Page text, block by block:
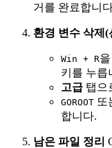
거를 완료합니
환경 변수 삭제(
Win + R
키를 누릅
고급 탭으
GOROOT 또
합니다.
남은 파일 정리